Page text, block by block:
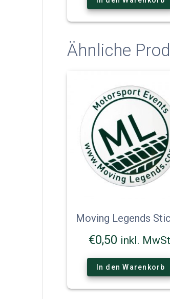
Ähnliche
Moving Legends
€0,50 inkl.
In den Warenkorb